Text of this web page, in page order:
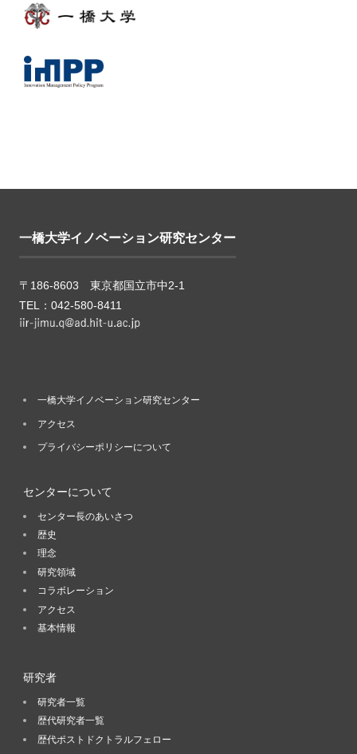
一橋大学イノベーション研究センター
〒186-8603 東京都国立市中2-1
TEL：042-580-8411
一橋大学イノベーション研究センター
アクセス
プライバシーポリシーについて
センターについて
センター長のあいさつ
歴史
理念
研究領域
コラボレーション
アクセス
基本情報
研究者
研究者一覧
歴代研究者一覧
歴代ポストドクトラルフェロー